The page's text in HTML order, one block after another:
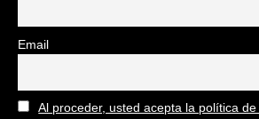
Email
Al proceder, usted acepta la política